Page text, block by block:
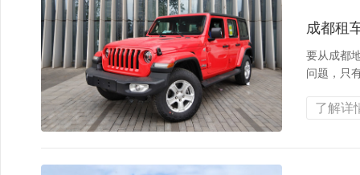
成都租
要从成都
问题，只
了解详